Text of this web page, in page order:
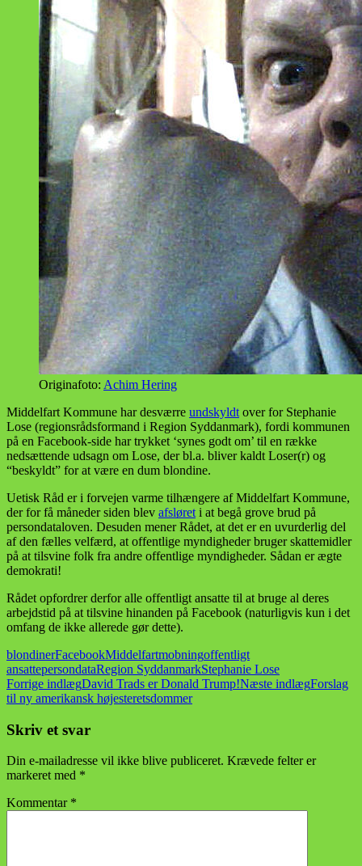
Originafoto: Achim Hering
Middelfart Kommune har desværre undskyldt over for Stephanie
Lose (regionsrådsformand i Region Syddanmark), fordi kommunen
på en Facebook-side har trykket ‘synes godt om’ til en række
nedsættende udsagn om Lose, der bl.a. bliver kaldt Loser(r) og
“beskyldt” for at være en dum blondine.
Uetisk Råd er i forvejen varme tilhængere af Middelfart Kommune,
der for få måneder siden blev afsløret i at begå grove brud på
persondataloven. Desuden mener Rådet, at det er en uvurderlig del
af den fælles velfærd, at offentlige myndigheder bruger skattemidler
på at tilsvine folk fra andre offentlige myndigheder. Sådan er ægte
demokrati!
Rådet opfordrer derfor alle offentligt ansatte til at bruge al deres
arbejdstid på at tilsvine hinanden på Facebook (naturligvis kun i det
omfang de ikke allerede gør dette).
blondinerFacebookMiddelfartmobningoffentligt
ansattepersondataRegion SyddanmarkStephanie Lose
Indlægsnavigation
Forrige indlægDavid Trads er Donald Trump!Næste indlægForslag
til ny amerikansk højesteretsdommer
Skriv et svar
Din e-mailadresse vil ikke blive publiceret. Krævede felter er
markeret med *
Kommentar *